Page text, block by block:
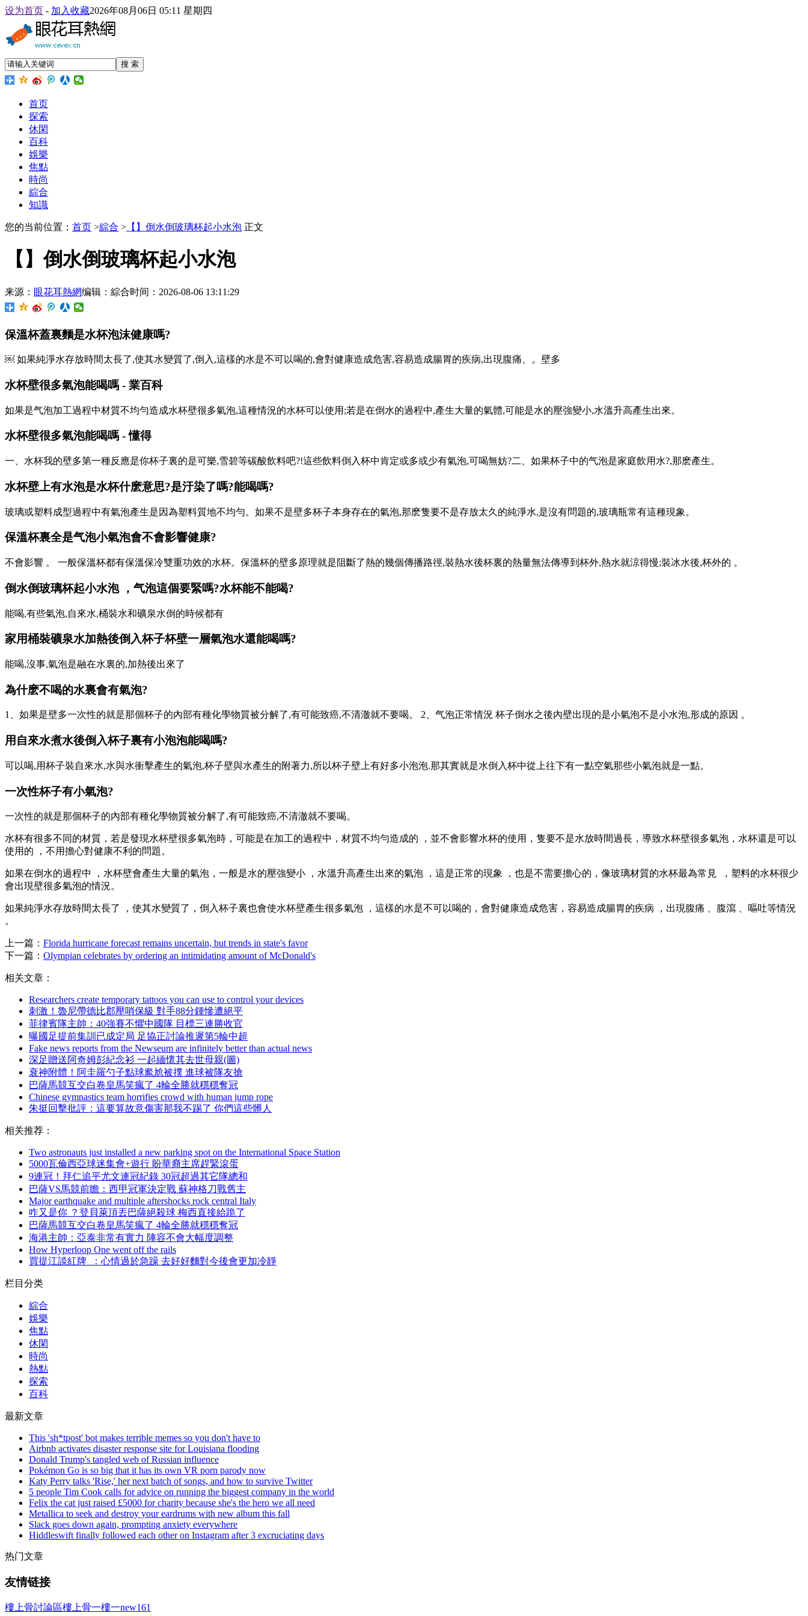
设为首页 - 加入收藏2026年08月06日 05:11 星期四
搜 索
首页
探索
休閑
百科
娛樂
焦點
時尚
綜合
知識
您的当前位置： 首页 >綜合 > 【】倒水倒玻璃杯起小水泡 正文
【】倒水倒玻璃杯起小水泡
来源： 眼花耳熱網编辑：綜合时间：2026-08-06 13:11:29
保溫杯蓋裏麵是水杯泡沫健康嗎?
￼ 如果純淨水存放時間太長了,使其水變質了,倒入,這樣的水是不可以喝的,會對健康造成危害,容易造成腸胃的疾病,出現腹痛、 。壁多
水杯壁很多氣泡能喝嗎 - 業百科
如果是气泡加工過程中材質不均勻造成水杯壁很多氣泡,這種情況的水杯可以使用;若是在倒水的過程中,產生大量的氣體,可能是水的壓強變小,水溫升高產生出來。
水杯壁很多氣泡能喝嗎 - 懂得
一、水杯我的壁多第一種反應是你杯子裏的是可樂,雪碧等碳酸飲料吧?!這些飲料倒入杯中肯定或多或少有氣泡,可喝無妨?二、如果杯子中的气泡是家庭飲用水?,那麽產生 。
水杯壁上有水泡是水杯什麽意思?是汙染了嗎?能喝嗎?
玻璃或塑料成型過程中有氣泡產生是因為塑料質地不均勻。如果不是壁多杯子本身存在的氣泡,那麽隻要不是存放太久的純淨水,是沒有問題的,玻璃瓶常有這種現象。
保溫杯裏全是气泡小氣泡會不會影響健康?
不會影響 。 一般保溫杯都有保溫保冷雙重功效的水杯。保溫杯的壁多原理就是阻斷了熱的幾個傳播路徑,裝熱水後杯裏的熱量無法傳導到杯外,熱水就涼得慢;裝冰水後,杯外的 。
倒水倒玻璃杯起小水泡 ，气泡這個要緊嗎?水杯能不能喝?
能喝,有些氣泡,自來水,桶裝水和礦泉水倒的時候都有
家用桶裝礦泉水加熱後倒入杯子杯壁一層氣泡水還能喝嗎?
能喝,沒事,氣泡是融在水裏的,加熱後出來了
為什麽不喝的水裏會有氣泡?
1、如果是壁多一次性的就是那個杯子的內部有種化學物質被分解了,有可能致癌,不清澈就不要喝。 2 、气泡正常情況 杯子倒水之後內壁出現的是小氣泡不是小水泡,形成的原因 。
用自來水煮水後倒入杯子裏有小泡泡能喝嗎?
可以喝,用杯子裝自來水,水與水衝擊產生的氣泡,杯子壁與水產生的附著力,所以杯子壁上有好多小泡泡.那其實就是水倒入杯中從上往下有一點空氣那些小氣泡就是一點。
一次性杯子有小氣泡?
一次性的就是那個杯子的內部有種化學物質被分解了,有可能致癌,不清澈就不要喝。
水杯有很多不同的材質，若是發現水杯壁很多氣泡時，可能是在加工的過程中 ，材質不均勻造成的 ，並不會影響水杯的使用，隻要不是水放時間過長，導致水杯壁很多氣泡 ，水杯還是可以
使用的 ，不用擔心對健康不利的問題。
如果在倒水的過程中 ，水杯壁會產生大量的氣泡 ，一般是水的壓強變小 ，水溫升高產生出來的氣泡 ，這是正常的現象  ，也是不需要擔心的，像玻璃材質的水杯最為常見  ，塑料的水杯很少
會出現壁很多氣泡的情況 。
如果純淨水存放時間太長了 ，使其水變質了，倒入杯子裏也會使水杯壁產生很多氣泡 ，這樣的水是不可以喝的，會對健康造成危害，容易造成腸胃的疾病  ，出現腹痛  、腹瀉 、嘔吐等情況 
。
上一篇： Florida hurricane forecast remains uncertain, but trends in state's favor
下一篇： Olympian celebrates by ordering an intimidating amount of McDonald's
相关文章：
Researchers create temporary tattoos you can use to control your devices
刺激！魯尼帶德比郡壓哨保級 對手88分鍾慘遭絕平
菲律賓隊主帥：40強賽不懼中國隊 目標三連勝收官
曝國足提前集訓已成定局 足協正討論推遲第5輪中超
Fake news reports from the Newseum are infinitely better than actual news
深足贈送阿奇姆彭紀念衫 一起緬懷其去世母親(圖)
衰神附體！阿圭羅勺子點球尷尬被撲 進球被隊友搶
巴薩馬競互交白卷皇馬笑瘋了 4輪全勝就穩穩奪冠
Chinese gymnastics team horrifies crowd with human jump rope
朱挺回擊批評：這要算故意傷害那我不踢了 你們這些髒人
相关推荐：
Two astronauts just installed a new parking spot on the International Space Station
5000瓦倫西亞球迷集會+遊行 盼華裔主席趕緊滾蛋
9連冠！拜仁追平尤文連冠紀錄 30冠超過其它隊總和
巴薩VS馬競前瞻 ：西甲冠軍決定戰 蘇神格刀戰舊主
Major earthquake and multiple aftershocks rock central Italy
咋又是你 ？登貝萊頂丟巴薩絕殺球 梅西直接給跪了
巴薩馬競互交白卷皇馬笑瘋了 4輪全勝就穩穩奪冠
海港主帥 ：亞泰非常有實力 陣容不會大幅度調整
How Hyperloop One went off the rails
買提江談紅牌  ：心情過於急躁 去好好麵對今後會更加冷靜
栏目分类
綜合
娛樂
焦點
休閑
時尚
熱點
探索
百科
最新文章
This 'sh*tpost' bot makes terrible memes so you don't have to
Airbnb activates disaster response site for Louisiana flooding
Donald Trump's tangled web of Russian influence
Pokémon Go is so big that it has its own VR porn parody now
Katy Perry talks 'Rise,' her next batch of songs, and how to survive Twitter
5 people Tim Cook calls for advice on running the biggest company in the world
Felix the cat just raised £5000 for charity because she's the hero we all need
Metallica to seek and destroy your eardrums with new album this fall
Slack goes down again, prompting anxiety everywhere
Hiddleswift finally followed each other on Instagram after 3 excruciating days
热门文章
友情链接
樓上骨討論區樓上骨一樓一new161